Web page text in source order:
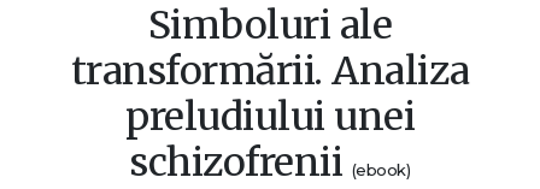
Simboluri ale
transformării. Analiza
preludiului unei
schizofrenii (ebook)